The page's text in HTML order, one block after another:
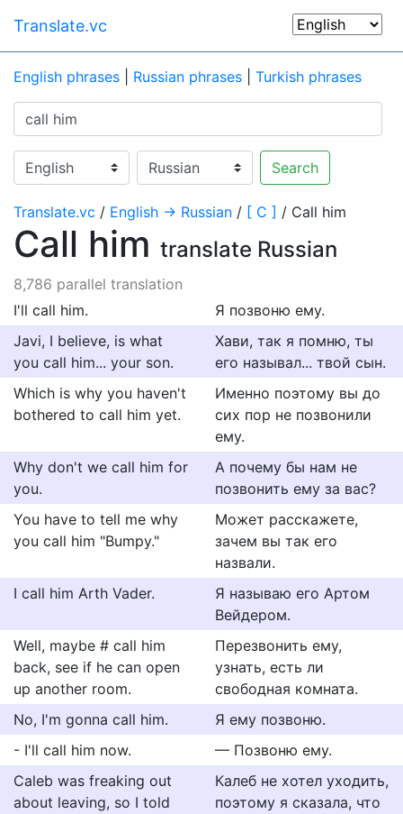
Translate.vc
English phrases Russian phrases Turkish phrases
Search
Translate.vc / English → Russian / [ C ] / Call him
Call him translate Russian
8,786 parallel translation
I'll call him.
Я позвоню ему.
Javi, I believe, is what
you call him... your son.
Хави, так я помню, ты
его называл... твой сын.
Which is why you haven't
bothered to call him yet.
Именно поэтому вы до
сих пор не позвонили
ему.
Why don't we call him for
you.
А почему бы нам не
позвонить ему за вас?
You have to tell me why
you call him "Bumpy."
Может расскажете,
зачем вы так его
назвали.
I call him Arth Vader.
Я называю его Артом
Вейдером.
Well, maybe # call him
back, see if he can open
up another room.
Перезвонить ему,
узнать, есть ли
свободная комната.
No, I'm gonna call him.
Я ему позвоню.
- I'll call him now.
— Позвоню ему.
Caleb was freaking out
about leaving, so I told
Калеб не хотел уходить,
поэтому я сказала, что